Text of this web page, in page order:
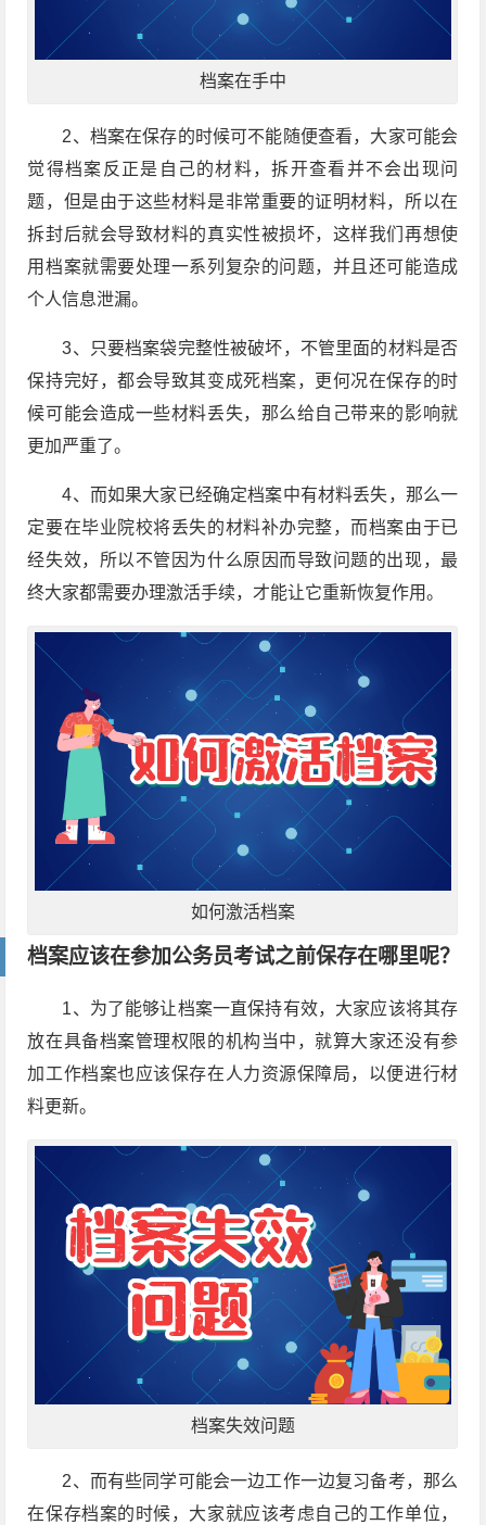
档案在手中
2、档案在保存的时候可不能随便查看，大家可能会
觉得档案反正是自己的材料，拆开查看并不会出现问
题，但是由于这些材料是非常重要的证明材料，所以在
拆封后就会导致材料的真实性被损坏，这样我们再想使
用档案就需要处理一系列复杂的问题，并且还可能造成
个人信息泄漏。
3、只要档案袋完整性被破坏，不管里面的材料是否
保持完好，都会导致其变成死档案，更何况在保存的时
候可能会造成一些材料丢失，那么给自己带来的影响就
更加严重了。
4、而如果大家已经确定档案中有材料丢失，那么一
定要在毕业院校将丢失的材料补办完整，而档案由于已
经失效，所以不管因为什么原因而导致问题的出现，最
终大家都需要办理激活手续，才能让它重新恢复作用。
如何激活档案
档案应该在参加公务员考试之前保存在哪里呢？
1、为了能够让档案一直保持有效，大家应该将其存
放在具备档案管理权限的机构当中，就算大家还没有参
加工作档案也应该保存在人力资源保障局，以便进行材
料更新。
档案失效问题
2、而有些同学可能会一边工作一边复习备考，那么
在保存档案的时候，大家就应该考虑自己的工作单位，